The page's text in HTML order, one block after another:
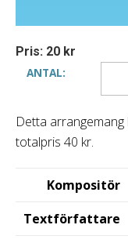
Pris: 20 kr
ANTAL:
Detta
totalpris 40 kr.
Kompositör
Textförfattare